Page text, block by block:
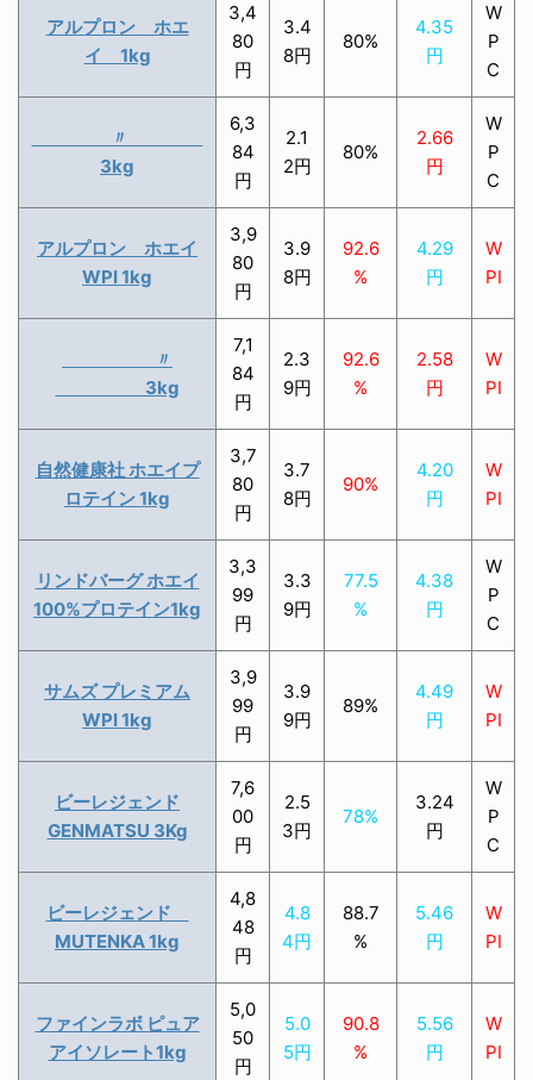
アルプロン ホエ
イ 1kg
3,4
80
円
3.4
8円
80%
4.35
円
W
P
C
〃
3kg
6,3
84
円
2.1
2円
80%
2.66
円
W
P
C
アルプロン ホエイ
WPI 1kg
3,9
80
円
3.9
8円
92.6
%
4.29
円
W
PI
〃
3kg
7,1
84
円
2.3
9円
92.6
%
2.58
円
W
PI
自然健康社 ホエイプ
ロテイン 1kg
3,7
80
円
3.7
8円
90%
4.20
円
W
PI
リンドバーグ ホエイ
100%プロテイン1kg
3,3
99
円
3.3
9円
77.5
%
4.38
円
W
P
C
サムズ プレミアム
WPI 1kg
3,9
99
円
3.9
9円
89%
4.49
円
W
PI
ビーレジェンド
GENMATSU 3Kg
7,6
00
円
2.5
3円
78%
3.24
円
W
P
C
ビーレジェンド
MUTENKA 1kg
4,8
48
円
4.8
4円
88.7
%
5.46
円
W
PI
ファインラボ ピュア
アイソレート1kg
5,0
50
円
5.0
5円
90.8
%
5.56
円
W
PI